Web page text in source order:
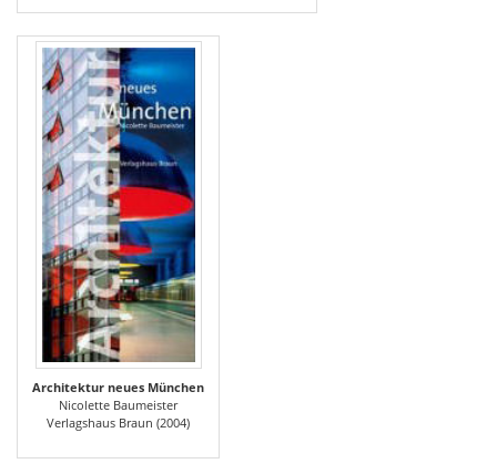
Architektur neues München
Nicolette Baumeister
Verlagshaus Braun (2004)